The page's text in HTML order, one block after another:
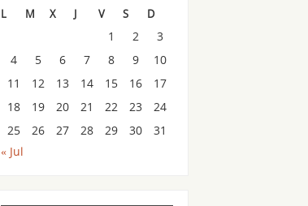
L
M X J V S D
1 2
3
4
5 6 7 8 9
10
11
12 13 14 15 16
17
18
19 20 21 22 23
24
25
26 27 28 29 30
31
« Jul